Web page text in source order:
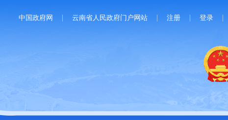
中国政府网 云南省人民政府门户网站 注册 登录